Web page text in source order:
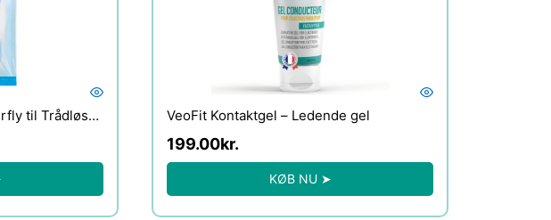
til Trådløs
VeoFit Kontaktgel – Ledende gel
199.00kr.
KØB NU ➤